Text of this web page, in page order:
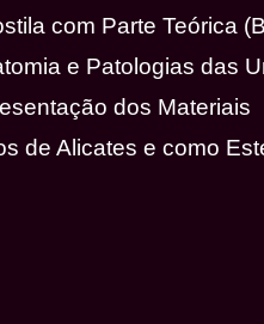
com Parte Teórica
e Patologias das
dos Materiais
de Alicates e como